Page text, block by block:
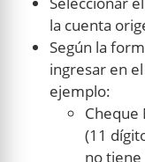
la cuenta
Según la
ingresar en
ejemplo:
Cheque
(11
no